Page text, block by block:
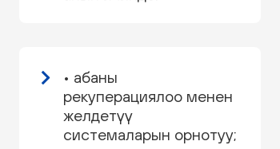
• абаны
рекуперациялоо менен
желдетүү
системаларын орнотуу;